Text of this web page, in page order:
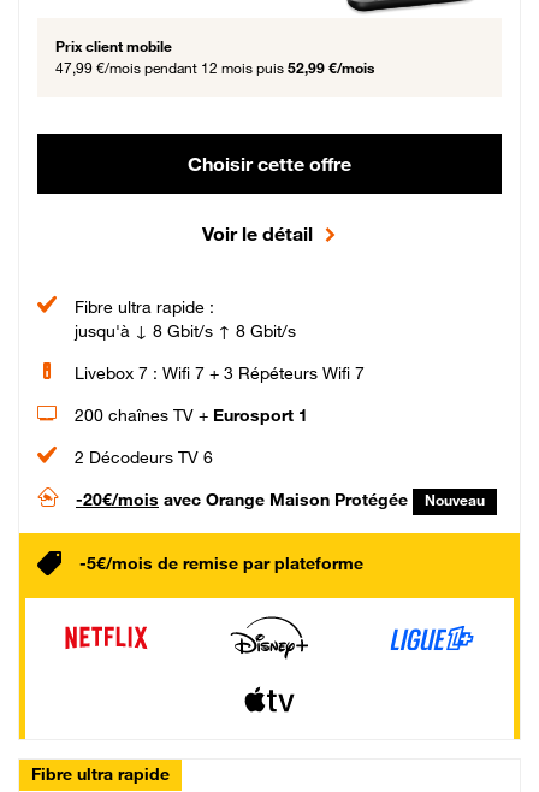
Prix client mobile
47,99 €/mois pendant 12 mois puis 52,99 €/mois
Choisir cette offre
Voir le détail
Fibre ultra rapide :
jusqu'à ↓ 8 Gbit/s ↑ 8 Gbit/s
Livebox 7 : Wifi 7 + 3 Répéteurs Wifi 7
200 chaînes TV + Eurosport 1
2 Décodeurs TV 6
-20€/mois avec Orange Maison Protégée Nouveau
-5€/mois de remise par plateforme
Fibre ultra rapide